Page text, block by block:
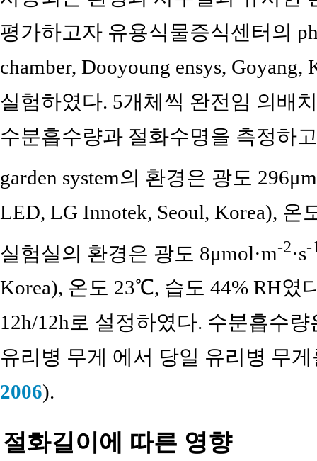
평가하고자 유용식물증식센터의
chamber, Dooyoung ensys,
실험하였다. 5개체씩 완전임 의배
수분흡수량과 절화수명을 측정하
garden system의 환경은 광도
LED, LG Innotek, Seoul, Korea),
실험실의 환경은 광도 8μmol·m-2·s-
Korea), 온도 23℃, 습도 44% RH였
12h/12h로 설정하였다. 수분흡수
유리병 무게 에서 당일 유리병 무
2006).
절화길이에 따른 영향